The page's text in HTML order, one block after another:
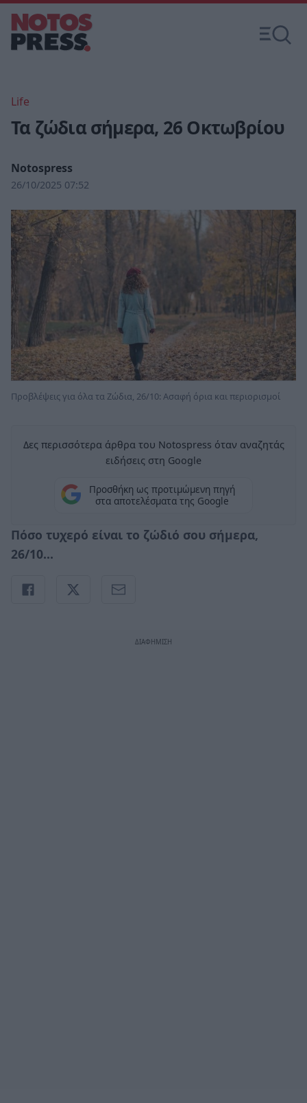
Life
Τα ζώδια σήμερα, 26 Οκτωβρίου
Notospress
26/10/2025 07:52
Προβλέψεις για όλα τα Ζώδια, 26/10: Ασαφή όρια και περιορισμοί
Δες περισσότερα άρθρα του Notospress όταν αναζητάς
ειδήσεις στη Google
Προσθήκη ως προτιμώμενη πηγή
στα αποτελέσματα της Google
Πόσο τυχερό είναι το ζώδιό σου σήμερα,
26/10...